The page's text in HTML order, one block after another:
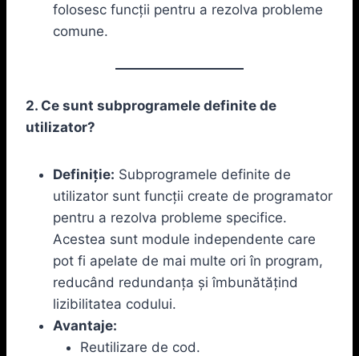
folosesc funcții pentru a rezolva probleme
comune.
2. Ce sunt subprogramele definite de
utilizator?
Definiție: Subprogramele definite de
utilizator sunt funcții create de programator
pentru a rezolva probleme specifice.
Acestea sunt module independente care
pot fi apelate de mai multe ori în program,
reducând redundanța și îmbunătățind
lizibilitatea codului.
Avantaje:
Reutilizare de cod.